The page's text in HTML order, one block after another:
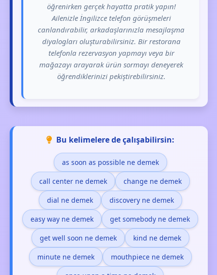
öğrenirken gerçek hayatta pratik yapın!
Ailenizle İngilizce telefon görüşmeleri
canlandırabilir, arkadaşlarınızla mesajlaşma
diyalogları oluşturabilirsiniz. Bir restorana
telefonla rezervasyon yapmayı veya bir
mağazayı arayarak ürün sormayı deneyerek
öğrendiklerinizi pekiştirebilirsiniz.
Bu kelimelere de çalışabilirsin:
as soon as possible ne demek
call center ne demek change ne demek
dial ne demek discovery ne demek
easy way ne demek get somebody ne demek
get well soon ne demek kind ne demek
minute ne demek mouthpiece ne demek